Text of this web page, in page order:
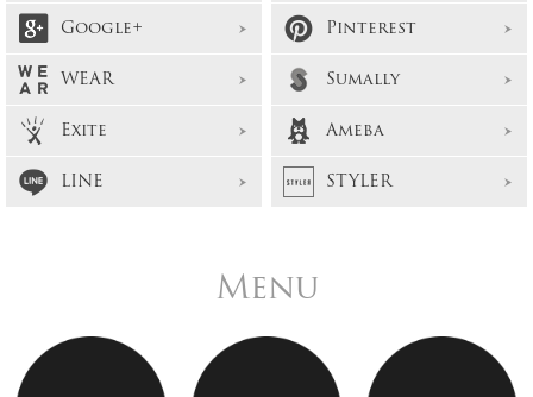
Google+
Pinterest
WEAR
Sumally
Exite
Ameba
LINE
STYLER
Menu